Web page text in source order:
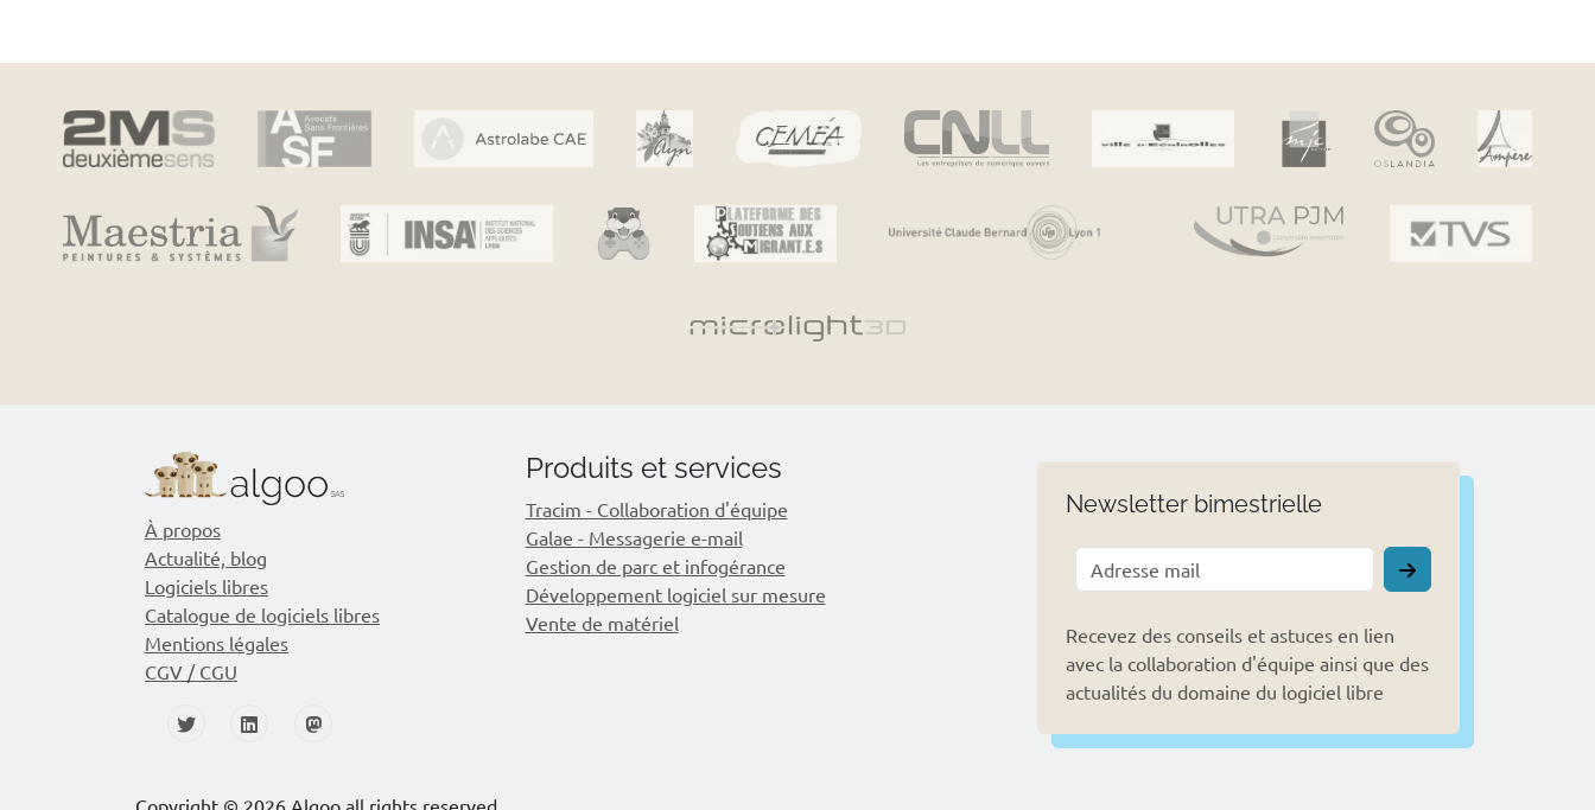
Newsletter bimestrielle
Recevez des conseils et astuces en lien
avec la collaboration d'équipe ainsi que des
actualités du domaine du logiciel libre
À propos
Actualité, blog
Logiciels libres
Catalogue de logiciels libres
Mentions légales
CGV / CGU
Produits et services
Tracim - Collaboration d'équipe
Galae - Messagerie e-mail
Gestion de parc et infogérance
Développement logiciel sur mesure
Vente de matériel
Copyright © 2026 Algoo all rights reserved.